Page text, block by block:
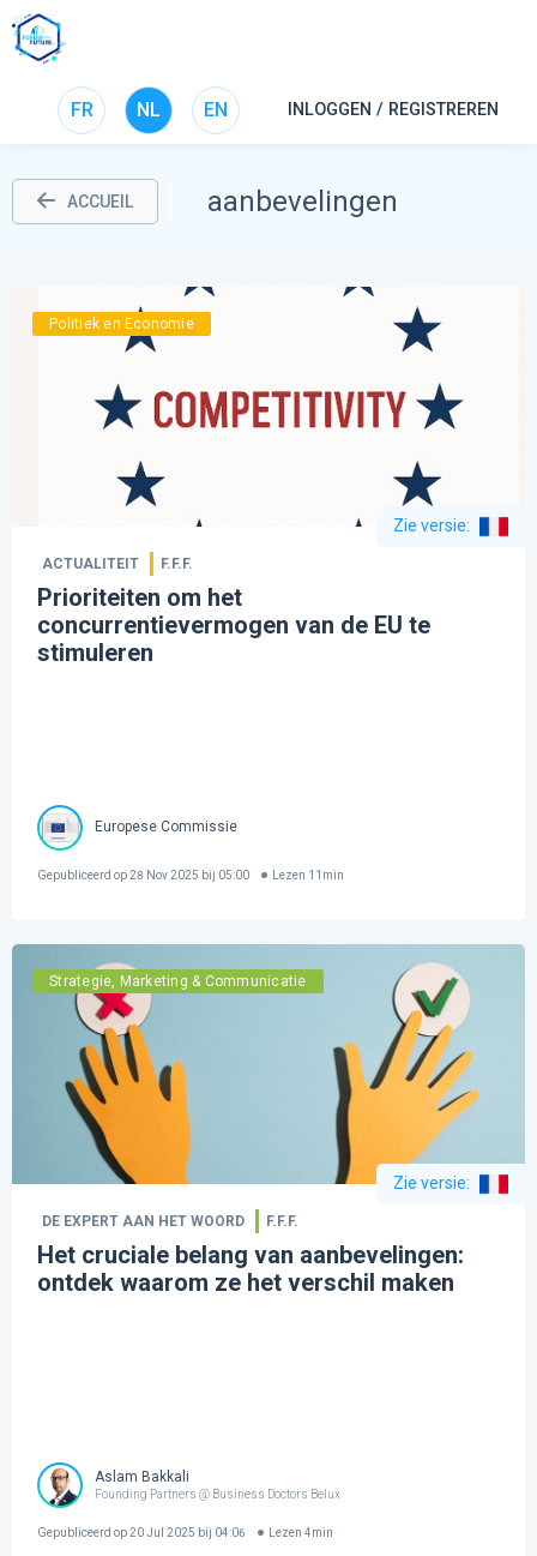
FR NL EN INLOGGEN / REGISTREREN
ACCUEIL aanbevelingen
Politiek en Economie
Zie versie:
ACTUALITEIT F.F.F.
Prioriteiten om het
concurrentievermogen van de EU te
stimuleren
Europese Commissie
Gepubliceerd op28 Nov 2025 bij 05:00 Lezen 11 min
Strategie, Marketing & Communicatie
Zie versie:
DE EXPERT AAN HET WOORD F.F.F.
Het cruciale belang van aanbevelingen:
ontdek waarom ze het verschil maken
Aslam Bakkali
Founding Partners @ Business Doctors Belux
Gepubliceerd op20 Jul 2025 bij 04:06 Lezen 4min